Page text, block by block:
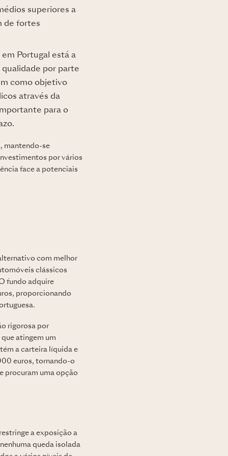
superiores a
de fortes
Portugal está a
por parte
como objetivo
através da
para o
mantendo-se
por vários
face a potenciais
com melhor
clássicos
fundo adquire
proporcionando
rigorosa por
atingem um
a carteira líquida e
euros, tornando-o
procuram uma opção
a exposição a
queda isolada